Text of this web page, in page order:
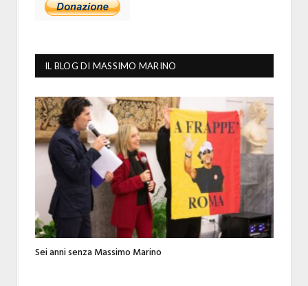
IL BLOG DI MASSIMO MARINO
Sei anni senza Massimo Marino